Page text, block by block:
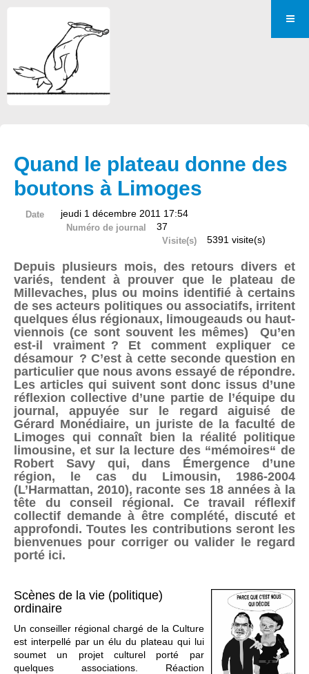
Quand le plateau donne des
boutons à Limoges
Date jeudi 1 décembre 2011 17:54
Numéro de journal 37
Visite(s) 5391 visite(s)
Depuis plusieurs mois, des retours divers et
variés, tendent à prouver que le plateau de
Millevaches, plus ou moins identifié à certains
de ses acteurs politiques ou associatifs, irritent
quelques élus régionaux, limougeauds ou haut-
viennois (ce sont souvent les mêmes) Qu’en
est-il vraiment ? Et comment expliquer ce
désamour ? C’est à cette seconde question en
particulier que nous avons essayé de répondre.
Les articles qui suivent sont donc issus d’une
réflexion collective d’une partie de l’équipe du
journal, appuyée sur le regard aiguisé de
Gérard Monédiaire, un juriste de la faculté de
Limoges qui connaît bien la réalité politique
limousine, et sur la lecture des “mémoires“ de
Robert Savy qui, dans Émergence d’une
région, le cas du Limousin, 1986-2004
(L’Harmattan, 2010), raconte ses 18 années à la
tête du conseil régional. Ce travail réflexif
collectif demande à être complété, discuté et
approfondi. Toutes les contributions seront les
bienvenues pour corriger ou valider le regard
porté ici.
Scènes de la vie (politique)
ordinaire
Un conseiller régional chargé de la Culture
est interpellé par un élu du plateau qui lui
soumet un projet culturel porté par
quelques associations. Réaction